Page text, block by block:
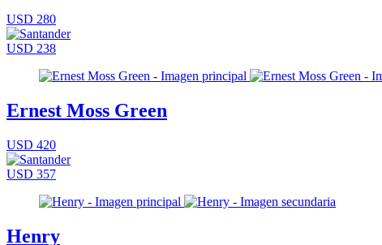
USD 280
USD 238
Ernest Moss Green
USD 420
USD 357
Henry